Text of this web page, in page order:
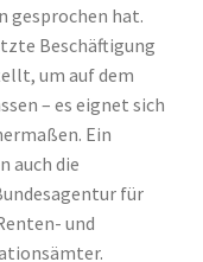
gesprochen hat.
Beschäftigung
um auf dem
– es eignet sich
Ein
auch die
für
und